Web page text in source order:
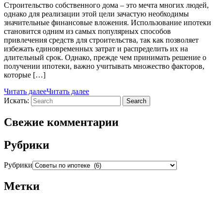
Строительство собственного дома – это мечта многих людей,
однако для реализации этой цели зачастую необходимы
значительные финансовые вложения. Использование ипотеки
становится одним из самых популярных способов
привлечения средств для строительства, так как позволяет
избежать единовременных затрат и распределить их на
длительный срок. Однако, прежде чем принимать решение о
получении ипотеки, важно учитывать множество факторов,
которые […]
Читать далееЧитать далее
Искать:
Search
Свежие комментарии
Рубрики
Рубрики
Метки